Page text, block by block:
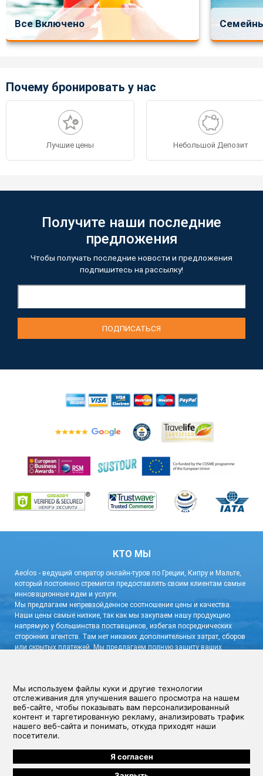
Все Включено
Почему бронировать у нас
Лучшие цены Небольшой Депозит
Получите наши последние
предложения
Чтобы получать последние новости и предложения
подпишитесь на рассылку!
КТО МЫ
Aeolos - ведущий оператор онлайн-туров по Греции, Кипру и Мальте,
который постоянно стремится предоставлять своим клиентам самые
инновационные идеи и услуги.
Мы предлагаем непревзойденное соотношение цены и качества.
Наши цены самые низкие, так как мы закупаем нашу продукцию
напрямую у большинства поставщиков, избегая посреднических
сторонних агентств. Там нет никаких дополнительных затрат, сборов
или скрытых платежей. Мы предлагаем полную защиту ваших
связаться с нами!
Условия и Положения|Политика конфиденциальности
Aeolos Cyprus Travel Ltd, Зенас Кантер 12, CY-1065, Никосия, Кипр, Номер
регистрации компании: 30678 (Зарегистрировано на Кипре) Контактная